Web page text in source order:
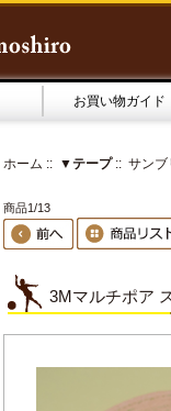
お買い物ガイド
ホーム :: ▼テープ:: サンブ
商品1/13
3Mマルチポア